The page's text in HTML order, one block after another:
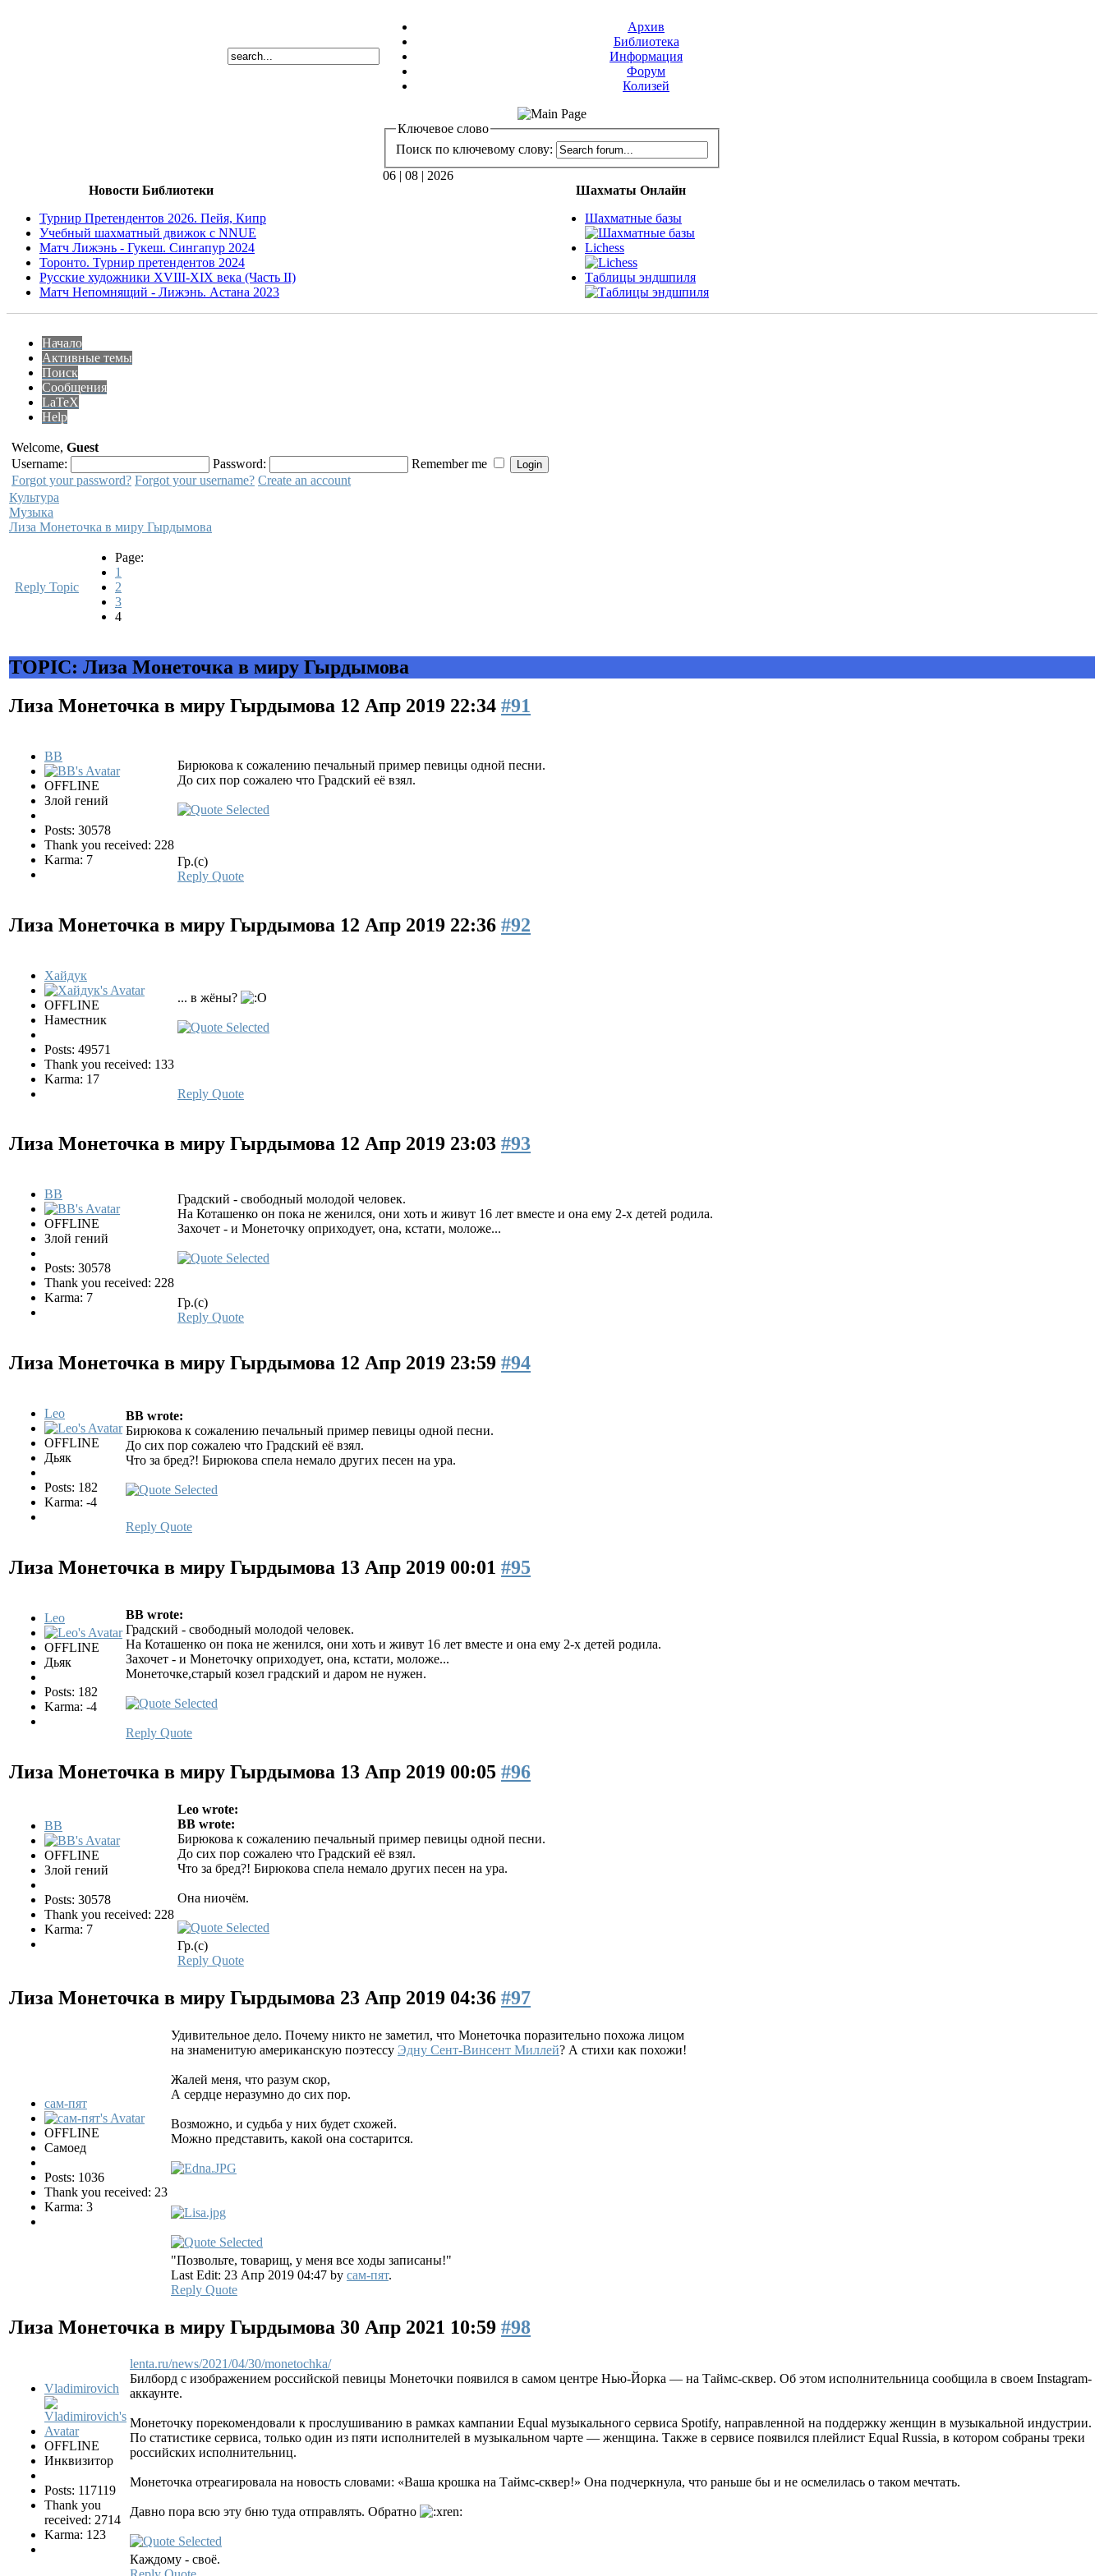
Архив
Библиотека
Информация
Форум
Колизей
Ключевое слово
Поиск по ключевому слову:
06 | 08 | 2026
Новости Библиотеки
Турнир Претендентов 2026. Пейя, Кипр
Учебный шахматный движок с NNUE
Матч Лижэнь - Гукеш. Сингапур 2024
Торонто. Турнир претендентов 2024
Русские художники XVIII-XIX века (Часть II)
Матч Непомнящий - Лижэнь. Астана 2023
Шахматы Онлайн
Шахматные базы
Lichess
Таблицы эндшпиля
Начало
Активные темы
Поиск
Сообщения
LaTeX
Help
Welcome, Guest
Username:
Password:
Remember me
Forgot your password? Forgot your username? Create an account
Культура
Музыка
Лиза Монеточка в миру Гырдымова
Reply Topic
Page:
1
2
3
4
TOPIC: Лиза Монеточка в миру Гырдымова
Лиза Монеточка в миру Гырдымова 12 Апр 2019 22:34 #91
BB
OFFLINE
Злой гений
Posts: 30578
Thank you received: 228
Karma: 7
Бирюкова к сожалению печальный пример певицы одной песни.
До сих пор сожалею что Градский её взял.
Гр.(с)
Reply Quote
Лиза Монеточка в миру Гырдымова 12 Апр 2019 22:36 #92
Хайдук
OFFLINE
Наместник
Posts: 49571
Thank you received: 133
Karma: 17
... в жёны?
Reply Quote
Лиза Монеточка в миру Гырдымова 12 Апр 2019 23:03 #93
BB
OFFLINE
Злой гений
Posts: 30578
Thank you received: 228
Karma: 7
Градский - свободный молодой человек.
На Коташенко он пока не женился, они хоть и живут 16 лет вместе и она ему 2-х детей родила.
Захочет - и Монеточку оприходует, она, кстати, моложе...
Гр.(с)
Reply Quote
Лиза Монеточка в миру Гырдымова 12 Апр 2019 23:59 #94
Leo
OFFLINE
Дьяк
Posts: 182
Karma: -4
BB wrote:
Бирюкова к сожалению печальный пример певицы одной песни.
До сих пор сожалею что Градский её взял.
Что за бред?! Бирюкова спела немало других песен на ура.
Reply Quote
Лиза Монеточка в миру Гырдымова 13 Апр 2019 00:01 #95
Leo
OFFLINE
Дьяк
Posts: 182
Karma: -4
BB wrote:
Градский - свободный молодой человек.
На Коташенко он пока не женился, они хоть и живут 16 лет вместе и она ему 2-х детей родила.
Захочет - и Монеточку оприходует, она, кстати, моложе...
Монеточке,старый козел градский и даром не нужен.
Reply Quote
Лиза Монеточка в миру Гырдымова 13 Апр 2019 00:05 #96
BB
OFFLINE
Злой гений
Posts: 30578
Thank you received: 228
Karma: 7
Leo wrote:
BB wrote:
Бирюкова к сожалению печальный пример певицы одной песни.
До сих пор сожалею что Градский её взял.
Что за бред?! Бирюкова спела немало других песен на ура.
Она ниочём.
Гр.(с)
Reply Quote
Лиза Монеточка в миру Гырдымова 23 Апр 2019 04:36 #97
сам-пят
OFFLINE
Самоед
Posts: 1036
Thank you received: 23
Karma: 3
Удивительное дело. Почему никто не заметил, что Монеточка поразительно похожа лицом
на знаменитую американскую поэтессу Эдну Сент-Винсент Миллей? А стихи как похожи!
Жалей меня, что разум скор,
А сердце неразумно до сих пор.
Возможно, и судьба у них будет схожей.
Можно представить, какой она состарится.
"Позвольте, товарищ, у меня все ходы записаны!"
Last Edit: 23 Апр 2019 04:47 by сам-пят.
Reply Quote
Лиза Монеточка в миру Гырдымова 30 Апр 2021 10:59 #98
Vladimirovich
OFFLINE
Инквизитор
Posts: 117119
Thank you
received: 2714
Karma: 123
lenta.ru/news/2021/04/30/monetochka/
Билборд c изображением российской певицы Монеточки появился в самом центре Нью-Йорка — на Таймс-сквер. Об этом исполнительница сообщила в своем Instagram-
аккаунте.
Монеточку порекомендовали к прослушиванию в рамках кампании Equal музыкального сервиса Spotify, направленной на поддержку женщин в музыкальной индустрии.
По статистике сервиса, только один из пяти исполнителей в музыкальном чарте — женщина. Также в сервисе появился плейлист Equal Russia, в котором собраны треки
российских исполнительниц.
Монеточка отреагировала на новость словами: «Ваша крошка на Таймс-сквер!» Она подчеркнула, что раньше бы и не осмелилась о таком мечтать.
Давно пора всю эту бню туда отправлять. Обратно
Каждому - своё.